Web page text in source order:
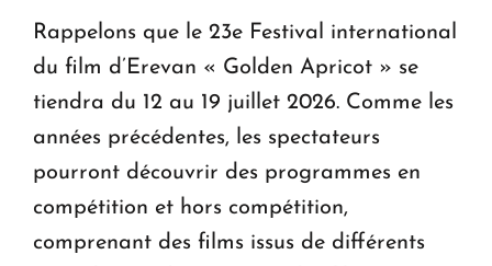
Rappelons que le 23e Festival international
du film d’Erevan « Golden Apricot » se
tiendra du 12 au 19 juillet 2026. Comme les
années précédentes, les spectateurs
pourront découvrir des programmes en
compétition et hors compétition,
comprenant des films issus de différents